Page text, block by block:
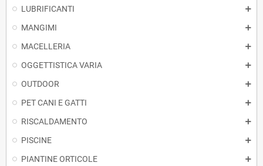
LUBRIFICANTI
MANGIMI
MACELLERIA
OGGETTISTICA VARIA
OUTDOOR
PET CANI E GATTI
RISCALDAMENTO
PISCINE
PIANTINE ORTICOLE